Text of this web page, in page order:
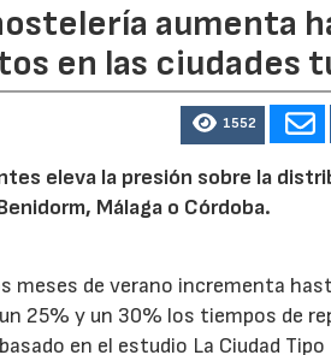
aumenta
en las ciudades
1552
eleva la presión sobre la
Málaga o Córdoba.
meses de verano incrementa
25% y un 30% los tiempos de
en el estudio La Ciudad Tipo